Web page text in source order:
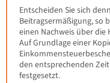
Entscheiden Sie sich
Beitragsermäßigung, so
einen Nachweis über
Auf Grundlage einer
den entsprechenden
festgesetzt.